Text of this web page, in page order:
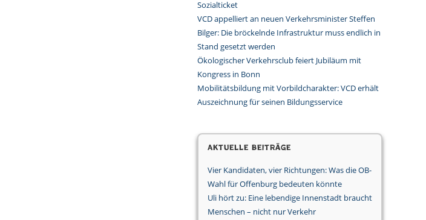
Sozialticket
VCD appelliert an neuen Verkehrsminister Steffen
Bilger: Die bröckelnde Infrastruktur muss endlich in
Stand gesetzt werden
Ökologischer Verkehrsclub feiert Jubiläum mit
Kongress in Bonn
Mobilitätsbildung mit Vorbildcharakter: VCD erhält
Auszeichnung für seinen Bildungsservice
Aktuelle Beiträge
Vier Kandidaten, vier Richtungen: Was die OB-
Wahl für Offenburg bedeuten könnte
Uli hört zu: Eine lebendige Innenstadt braucht
Menschen – nicht nur Verkehr